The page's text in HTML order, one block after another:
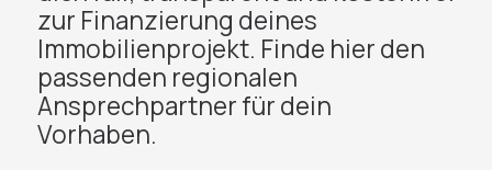
zur Finanzierung deines
Immobilienprojekt. Finde hier den
passenden regionalen
Ansprechpartner für dein
Vorhaben.